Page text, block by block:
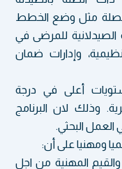
مثل وضع الخطط
الصيدلانية للمرضى في
وإدارات ضمان
أعلى في درجة
وذلك لان البرنامج
البحثي.
ومهنيا على أن:
المهنية من اجل